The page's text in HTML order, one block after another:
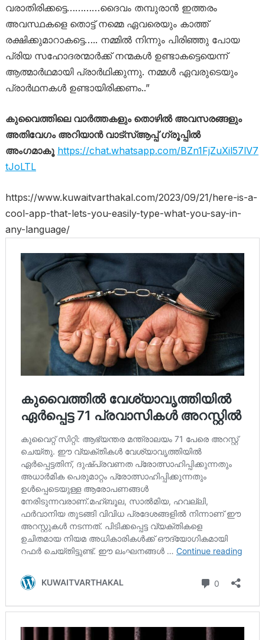
വരാതിരിക്കട്ടെ…………ദൈവം തമ്പുരാൻ ഇത്തരം
അവസ്ഥകളെ തൊട്ട് നമ്മെ ഏവരെയും കാത്ത്
രക്ഷിക്കുമാറാകട്ടെ….. നമ്മിൽ നിന്നും പിരിഞ്ഞു പോയ
പ്രിയ സഹോദരന്മാർക്ക് നന്മകൾ ഉണ്ടാകട്ടെയെന്ന്
ആത്മാർഥമായി പ്രാർഥിക്കുന്നു. നമ്മൾ ഏവരുടെയും
പ്രാർഥനകൾ ഉണ്ടായിരിക്കണം..”
കുവൈത്തിലെ വാർത്തകളും തൊഴിൽ അവസരങ്ങളും
അതിവേഗം അറിയാൻ വാട്സ്ആപ്പ് ഗ്രൂപ്പിൽ
അംഗമാകൂ https://chat.whatsapp.com/BZn1FjZuXil57lV7
tJoLTL
https://www.kuwaitvarthakal.com/2023/09/21/here-is-a-
cool-app-that-lets-you-easily-type-what-you-say-in-
any-language/